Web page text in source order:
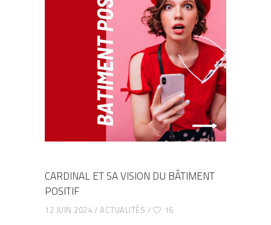
CARDINAL ET SA VISION DU BÂTIMENT
POSITIF
12 JUIN 2024 ACTUALITÉS 16